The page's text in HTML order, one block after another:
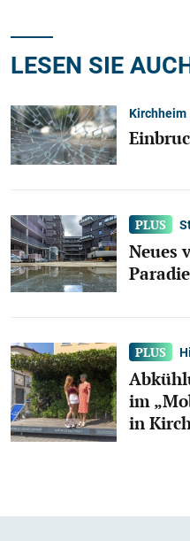
LESEN SIE
Kirchheim
Neues
im
in